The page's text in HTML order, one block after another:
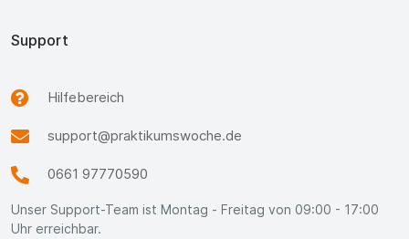
Support
Hilfebereich
support@praktikumswoche.de
0661 97770590
Unser Support-Team ist Montag - Freitag von 09:00 - 17:00
Uhr erreichbar.